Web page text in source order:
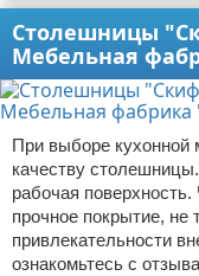
Столешницы
Мебельная
При выборе кухонной
качеству
рабочая
прочное покрытие,
привлекательности
ознакомьтесь с